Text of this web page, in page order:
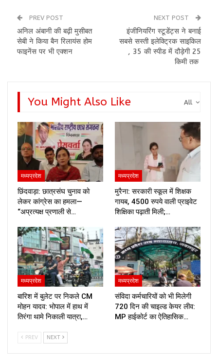
PREV POST
अनिल अंबानी की बढ़ी मुसीबत
सेबी ने किया बैन रिलायंस होम
फाइनेंस पर भी एक्शन
NEXT POST
इंजीनियरिंग स्टूडेंट्स ने बनाई
सबसे सस्ती इलेक्ट्रिक साइकिल
, 35 की स्पीड में दौड़ेगी 25
किमी तक
All
You Might Also Like
मध्यप्रदेश
छिंदवाड़ा: छात्रसंघ चुनाव को
लेकर कांग्रेस का हमला—
“अप्रत्यक्ष प्रणाली से…
मध्यप्रदेश
मुरैना: सरकारी स्कूल में शिक्षक
गायब, 4500 रुपये वाली प्राइवेट
शिक्षिका पढ़ाती मिली;…
मध्यप्रदेश
बारिश में बुलेट पर निकले CM
मोहन यादव: भोपाल में हाथ में
तिरंगा थामे निकाली यात्रा,…
मध्यप्रदेश
संविदा कर्मचारियों को भी मिलेगी
720 दिन की चाइल्ड केयर लीव:
MP हाईकोर्ट का ऐतिहासिक…
PREV NEXT